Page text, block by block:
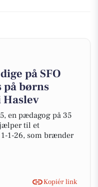
på SFO
på børns
en pædagog på 35
til et
1-26, som brænder
Kopiér link